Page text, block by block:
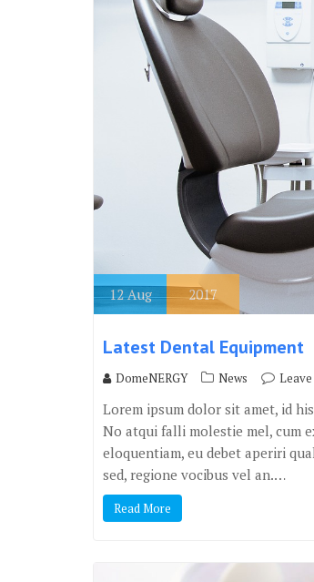
12Aug 2017
Latest Dental Equipment
DomeNERGY News
Lorem ipsum dolor sit amet, id
No atqui falli molestie mel, cum
eloquentiam, eu debet aperiri
sed, regione vocibus vel an.…
Read More